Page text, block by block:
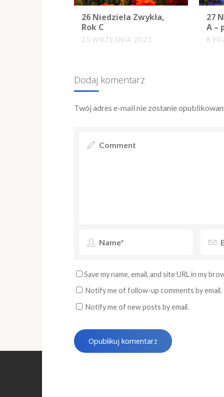
0
26 Niedziela Zwykła,
Rok C
25 WRZEŚNIA 2022
0
27
A –
8
Dodaj komentarz
Twój adres e-mail nie zostanie
Save my name, email, and site URL in my
Notify me of follow-up comments by email.
Notify me of new posts by email.